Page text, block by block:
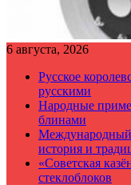
6 августа, 2026
Русское
русскими
Народные
блинами
Международный
история и
«Советская
стеклоблоков